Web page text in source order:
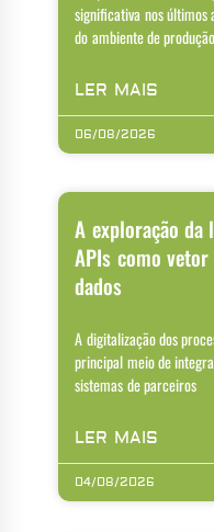
significativa nos últimos
do ambiente de
LER MAIS
06/08/2026
A exploração da
APIs como
dados
A digitalização dos
principal meio de
sistemas de parceiros
LER MAIS
04/08/2026